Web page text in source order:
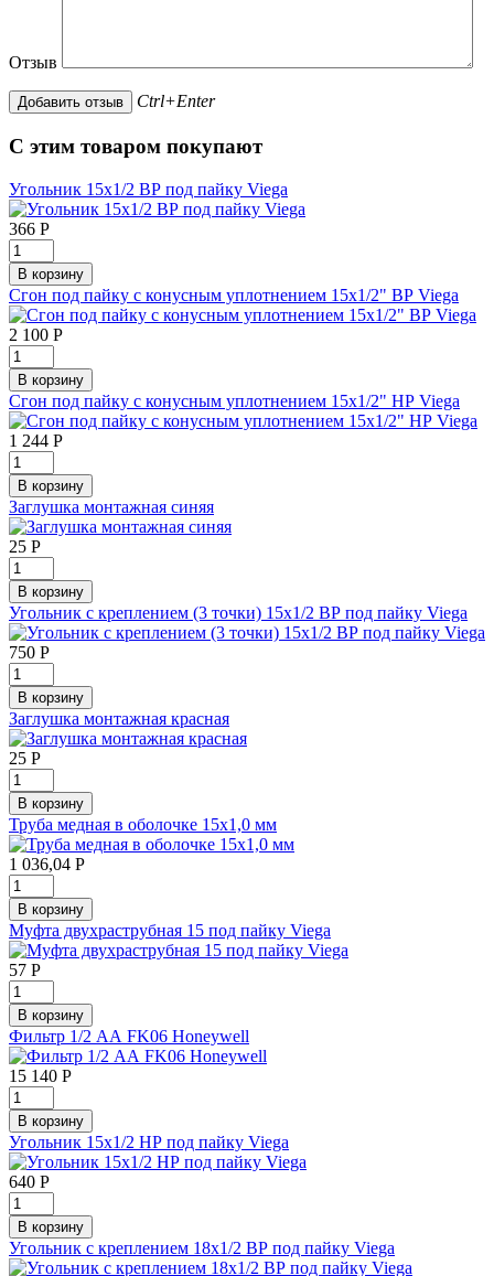
Отзыв
Ctrl+Enter
С этим товаром покупают
Угольник 15х1/2 ВР под пайку Viega
366 Р
Сгон под пайку с конусным уплотнением 15х1/2" ВР Viega
2 100 Р
Сгон под пайку с конусным уплотнением 15х1/2" НР Viega
1 244 Р
Заглушка монтажная синяя
25 Р
Угольник с креплением (3 точки) 15х1/2 ВР под пайку Viega
750 Р
Заглушка монтажная красная
25 Р
Труба медная в оболочке 15х1,0 мм
1 036,04 Р
Муфта двухраструбная 15 под пайку Viega
57 Р
Фильтр 1/2 АА FK06 Honeywell
15 140 Р
Угольник 15х1/2 НР под пайку Viega
640 Р
Угольник с креплением 18х1/2 ВР под пайку Viega